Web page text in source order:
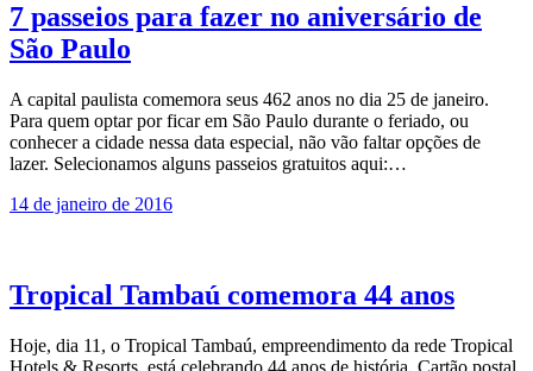
7 passeios para fazer no aniversário de
São Paulo
A capital paulista comemora seus 462 anos no dia 25 de janeiro.
Para quem optar por ficar em São Paulo durante o feriado, ou
conhecer a cidade nessa data especial, não vão faltar opções de
lazer. Selecionamos alguns passeios gratuitos aqui:…
14 de janeiro de 2016
Tropical Tambaú comemora 44 anos
Hoje, dia 11, o Tropical Tambaú, empreendimento da rede Tropical